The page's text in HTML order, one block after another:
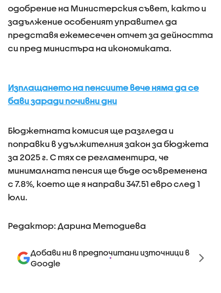
одобрение на Министерския съвет, както и
задължение особеният управител да
представя ежемесечен отчет за дейността
си пред министъра на икономиката.
Изплащането на пенсиите вече няма да се
бави заради почивни дни
Бюджетната комисия ще разгледа и
поправки в удължителния закон за бюджета
за 2025 г. С тях се регламентира, че
минималната пенсия ще бъде осъвременена
с 7.8%, което ще я направи 347.51 евро след 1
юли.
Редактор: Дарина Методиева
Добави ни в предпочитани източници в
Google